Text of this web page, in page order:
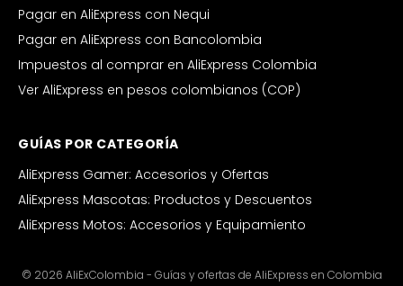
Pagar en AliExpress con Nequi
Pagar en AliExpress con Bancolombia
Impuestos al comprar en AliExpress Colombia
Ver AliExpress en pesos colombianos (COP)
GUÍAS POR CATEGORÍA
AliExpress Gamer: Accesorios y Ofertas
AliExpress Mascotas: Productos y Descuentos
AliExpress Motos: Accesorios y Equipamiento
© 2026 AliExColombia - Guías y ofertas de AliExpress en Colombia